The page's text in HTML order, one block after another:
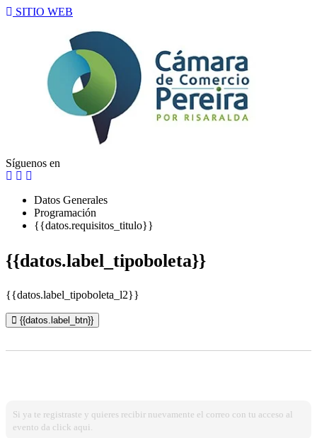
SITIO WEB
Síguenos en
Datos Generales
Programación
{{datos.requisitos_titulo}}
{{datos.label_tipoboleta}}
{{datos.label_tipoboleta_l2}}
{{datos.label_btn}}
Si ya te registraste y quieres recibir nuevamente el correo con tu acceso al
evento da click aqui.